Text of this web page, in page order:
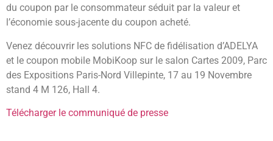
du coupon par le consommateur séduit par la valeur et
l’économie sous-jacente du coupon acheté.
Venez découvrir les solutions NFC de fidélisation d’ADELYA
et le coupon mobile MobiKoop sur le salon Cartes 2009, Parc
des Expositions Paris-Nord Villepinte, 17 au 19 Novembre
stand 4 M 126, Hall 4.
Télécharger le communiqué de presse